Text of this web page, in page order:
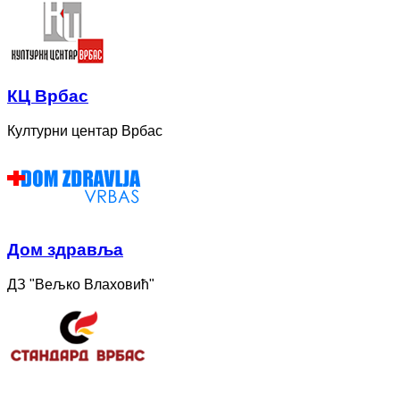
КЦ Врбас
Културни центар Врбас
Дом здравља
ДЗ "Вељко Влаховић"